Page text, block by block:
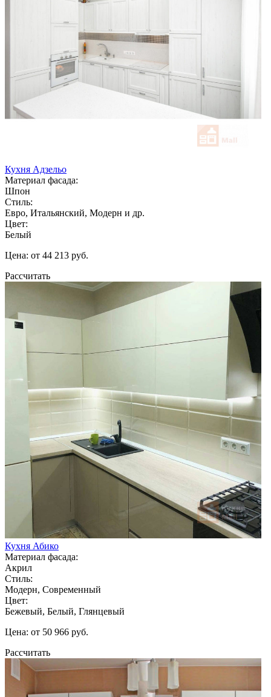
Кухня Адзельо
Материал фасада:
Шпон
Стиль:
Евро, Итальянский, Модерн и др.
Цвет:
Белый
Цена: от 44 213 руб.
Рассчитать
Кухня Абико
Материал фасада:
Акрил
Стиль:
Модерн, Современный
Цвет:
Бежевый, Белый, Глянцевый
Цена: от 50 966 руб.
Рассчитать